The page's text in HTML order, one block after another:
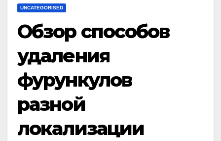
UNCATEGORISED
Обзор способов
удаления
фурункулов
разной
локализации